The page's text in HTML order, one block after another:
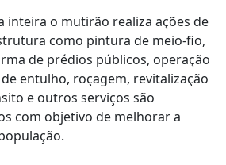
inteira o mutirão realiza ações de
como pintura de meio-fio,
de prédios públicos, operação
entulho, roçagem, revitalização
e outros serviços são
com objetivo de melhorar a